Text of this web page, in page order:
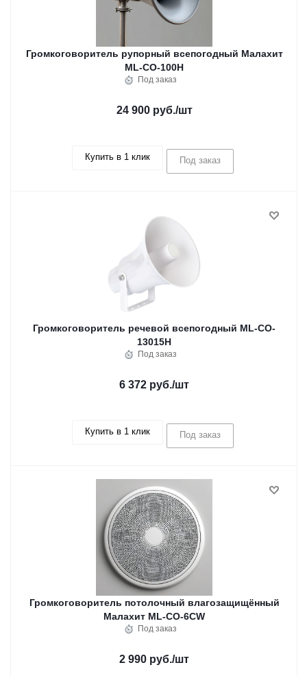
Громкоговоритель рупорный всепогодный Малахит
ML-CO-100H
Под заказ
24 900 руб./шт
Купить в 1 клик Под заказ
Громкоговоритель речевой всепогодный ML-CO-
13015H
Под заказ
6 372 руб./шт
Купить в 1 клик Под заказ
Громкоговоритель потолочный влагозащищённый
Малахит ML-CO-6CW
Под заказ
2 990 руб./шт